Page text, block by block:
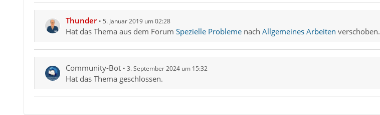
Subject: Automatically rejected mail
	alfa1018.isp-service.biz
Thunder 5. Januar 2019 um 02:28
Hat das Thema aus dem Forum Spezielle Problemenach Allgemeines Arbeiten verschoben.
Community-Bot 3. September 2024 um 15:32
Hat das Thema geschlossen.